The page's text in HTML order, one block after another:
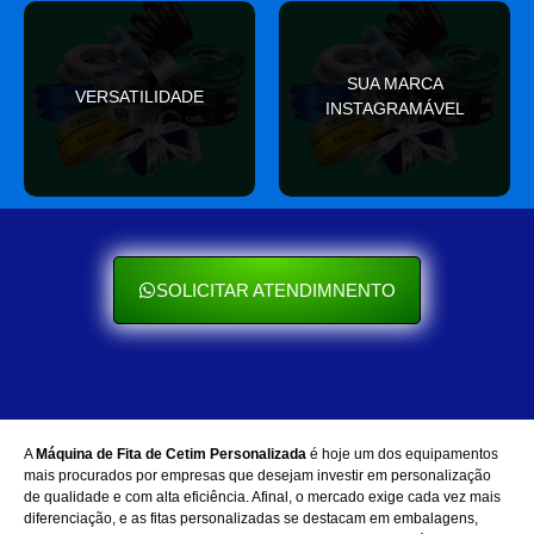
VERSATILIDADE
Se encaixa em qualquer
ocasião e sempre agrega
valor
SUA MARCA
INSTAGRAMÁVEL
Seu cliente ama mostrar
nas redes sociais
SOLICITAR ATENDIMNENTO
A Máquina de Fita de Cetim Personalizada é hoje um dos equipamentos
mais procurados por empresas que desejam investir em personalização
de qualidade e com alta eficiência. Afinal, o mercado exige cada vez mais
diferenciação, e as fitas personalizadas se destacam em embalagens,